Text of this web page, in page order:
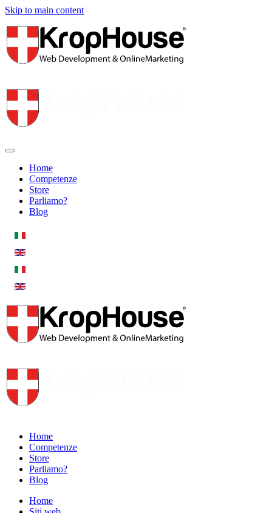
Skip to main content
Home
Competenze
Store
Parliamo?
Blog
Home
Competenze
Store
Parliamo?
Blog
Home